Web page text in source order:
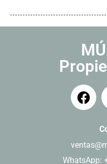
WhatsApp: